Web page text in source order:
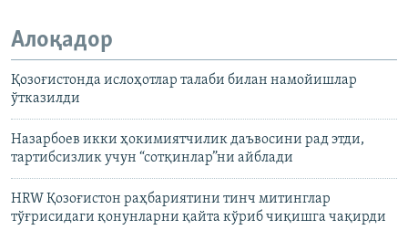
Алоқадор
Қозоғистонда ислоҳотлар талаби билан намойишлар
ўтказилди
Назарбоев икки ҳокимиятчилик даъвосини рад этди,
тартибсизлик учун “сотқинлар”ни айблади
HRW Қозоғистон раҳбариятини тинч митинглар
тўғрисидаги қонунларни қайта кўриб чиқишга чақирди